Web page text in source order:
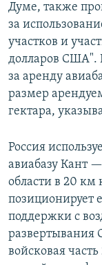
Думе, также
за
участков и
долларов США".
за аренду
размер
гектара,
Россия
авиабазу Кант
области в 20 км
позиционирует
поддержки с
развертывания
войсковая